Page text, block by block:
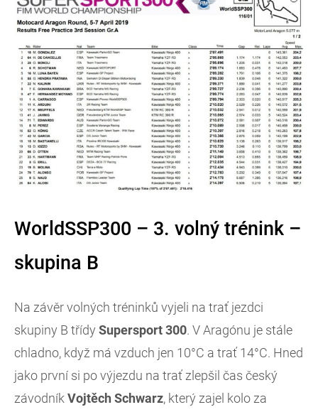
WorldSSP300 – 3. volný trénink –
skupina B
Na závěr volných tréninků vyjeli na trať jezdci
skupiny B třídy Supersport 300. V Aragónu je stále
chladno, když má vzduch jen 10°C a trať 14°C. Hned
jako první si po výjezdu na trať zlepšil čas český
závodník Vojtěch Schwarz, který zajel kolo za